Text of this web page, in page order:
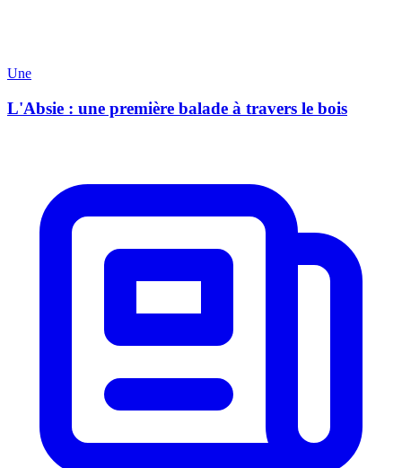
Une
L'Absie : une première balade à travers le bois